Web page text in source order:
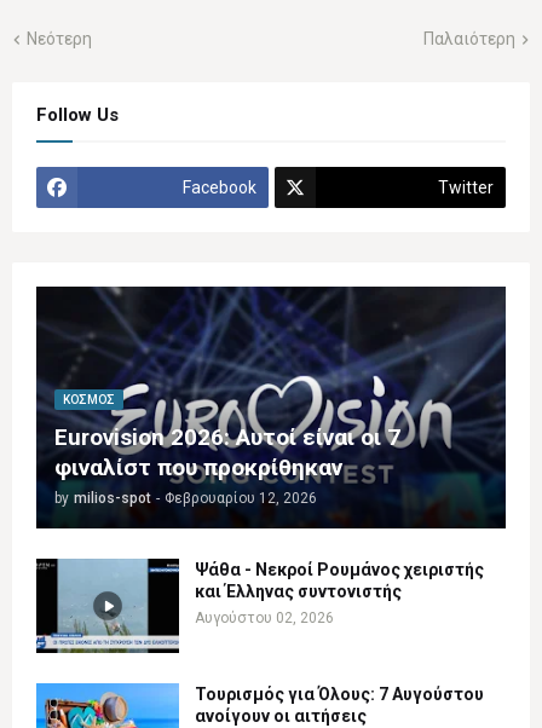
Νεότερη Παλαιότερη
Follow Us
Facebook Twitter
ΚΌΣΜΟΣ
Eurovision 2026: Αυτοί είναι οι 7
φιναλίστ που προκρίθηκαν
by milios-spot - Φεβρουαρίου 12, 2026
Ψάθα - Νεκροί Ρουμάνος χειριστής
και Έλληνας συντονιστής
Αυγούστου 02, 2026
Τουρισμός για Όλους: 7 Αυγούστου
ανοίγουν οι αιτήσεις